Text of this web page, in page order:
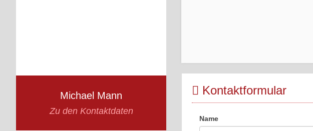
Michael Mann
Zu den Kontaktdaten
Kontaktformular
Name